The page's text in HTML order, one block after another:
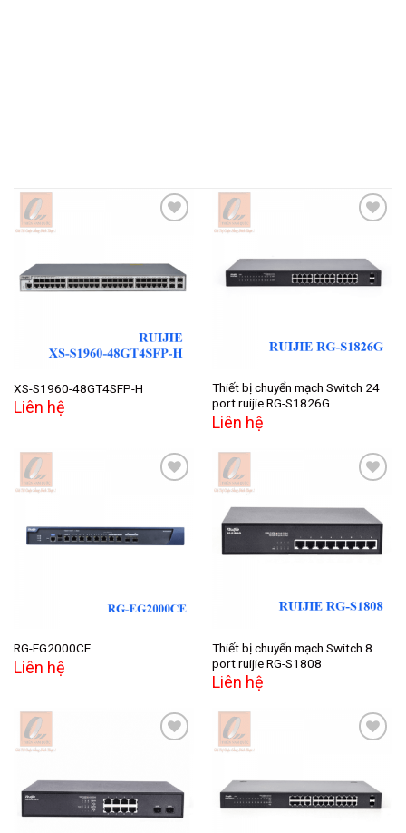
Add to
wishlist
XS-S1960-48GT4SFP-H
Liên hệ
Add to
wishlist
Thiết bị chuyển mạch Switch 24
port ruijie RG-S1826G
Liên hệ
Add to
wishlist
RG-EG2000CE
Liên hệ
Add to
wishlist
Thiết bị chuyển mạch Switch 8
port ruijie RG-S1808
Liên hệ
Add to
wishlist
Add to
wishlist